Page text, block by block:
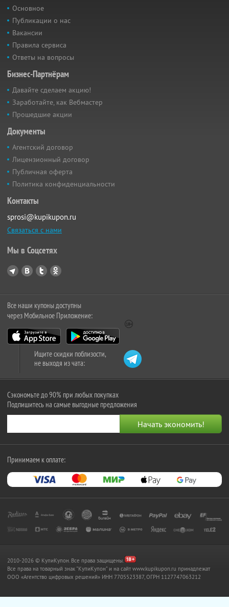
Основное
Публикации о нас
Вакансии
Правила сервиса
Ответы на вопросы
Бизнес-Партнёрам
Давайте сделаем акцию!
Заработайте, как Вебмастер
Прошедшие акции
Документы
Агентский договор
Лицензионный договор
Публичная оферта
Политика конфиденциальности
Контакты
sprosi@kupikupon.ru
Связаться с нами
Мы в Соцсетях
Все наши купоны доступны
через Мобильное Приложение:
Ищите скидки поблизости,
не выходя из чата:
Сэкономьте до 90% при любых покупках
Подпишитесь на самые выгодные предложения
Принимаем к оплате:
2010-2026 © КупиКупон. Все права защищены.
Все права на товарный знак "КупиКупон" и на сайт www.kupikupon.ru принадлежат
OOO «Агентство цифровых решений» ИНН 7705523387, ОГРН 1127747063212